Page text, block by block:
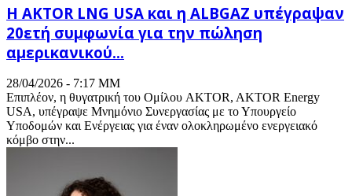
Η AKTOR LNG USA και η ALBGAZ υπέγραψαν
20ετή συμφωνία για την πώληση
αμερικανικού...
28/04/2026 - 7:17 ΜΜ
Επιπλέον, η θυγατρική του Ομίλου AKTOR, AKTOR Energy
USA, υπέγραψε Μνημόνιο Συνεργασίας με το Υπουργείο
Υποδομών και Ενέργειας για έναν ολοκληρωμένο ενεργειακό
κόμβο στην...